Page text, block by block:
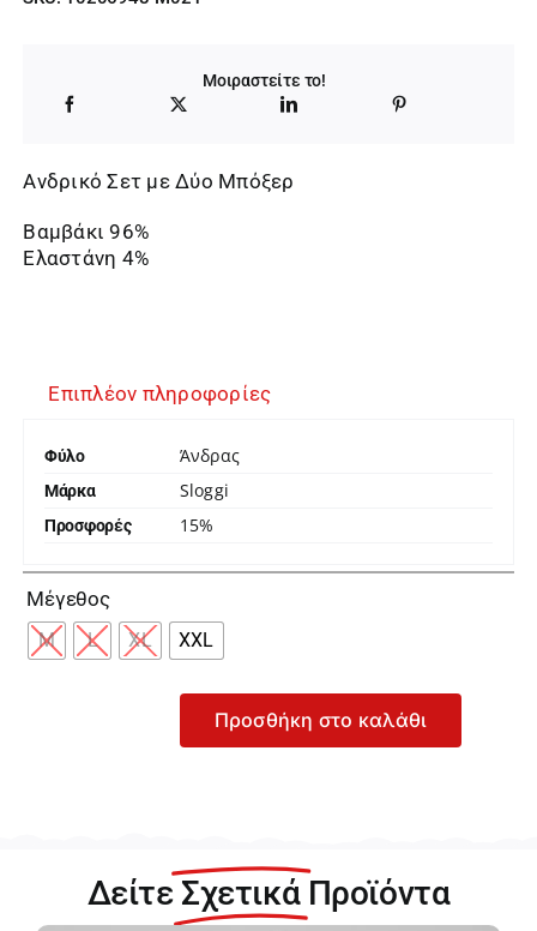
20,95 €.
είναι:
17,81 €.
Μοιραστείτε το!
Ανδρικό Σετ με Δύο Μπόξερ
Βαμβάκι 96%
Ελαστάνη 4%
Επιπλέον πληροφορίες
Φύλο Άνδρας
Μάρκα Sloggi
Προσφορές 15%
Μέγεθος
M L XL XXL
Μπλε
Προσθήκη στο καλάθι
Δείτε Σχετικά Προϊόντα